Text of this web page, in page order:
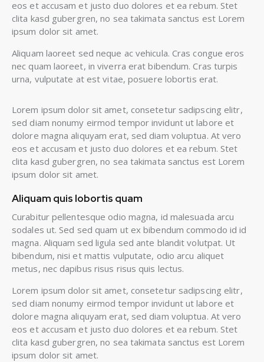
eos et accusam et justo duo dolores et ea rebum. Stet
clita kasd gubergren, no sea takimata sanctus est Lorem
ipsum dolor sit amet.
Aliquam laoreet sed neque ac vehicula. Cras congue eros
nec quam laoreet, in viverra erat bibendum. Cras turpis
urna, vulputate at est vitae, posuere lobortis erat.
Lorem ipsum dolor sit amet, consetetur sadipscing elitr,
sed diam nonumy eirmod tempor invidunt ut labore et
dolore magna aliquyam erat, sed diam voluptua. At vero
eos et accusam et justo duo dolores et ea rebum. Stet
clita kasd gubergren, no sea takimata sanctus est Lorem
ipsum dolor sit amet.
Aliquam quis lobortis quam
Curabitur pellentesque odio magna, id malesuada arcu
sodales ut. Sed sed quam ut ex bibendum commodo id id
magna. Aliquam sed ligula sed ante blandit volutpat. Ut
bibendum, nisi et mattis vulputate, odio arcu aliquet
metus, nec dapibus risus risus quis lectus.
Lorem ipsum dolor sit amet, consetetur sadipscing elitr,
sed diam nonumy eirmod tempor invidunt ut labore et
dolore magna aliquyam erat, sed diam voluptua. At vero
eos et accusam et justo duo dolores et ea rebum. Stet
clita kasd gubergren, no sea takimata sanctus est Lorem
ipsum dolor sit amet.